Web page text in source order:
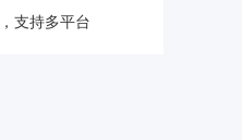
支持多平台